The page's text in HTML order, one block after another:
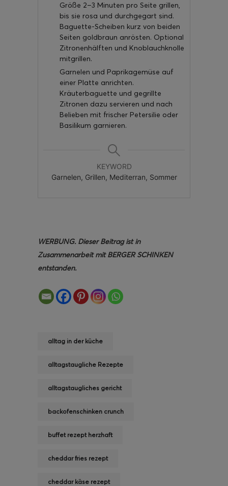
Größe 2–3 Minuten pro Seite grillen,
bis sie rosa und durchgegart sind.
Baguette-Scheiben kurz von beiden
Seiten goldbraun anrösten. Optional
Zitronenhälften und Knoblauchknolle
mitgrillen.
Garnelen und Paprikagemüse auf
einer Platte anrichten.
Kräuterbaguette und gegrillte
Zitronen dazu servieren und nach
Belieben mit frischer Petersilie oder
Basilikum garnieren.
KEYWORD
Garnelen, Grillen, Mediterran, Sommer
WERBUNG. Dieser Beitrag ist in
Zusammenarbeit mit BERGER SCHINKEN
entstanden.
alltag in der küche
alltagstaugliche Rezepte
alltagstaugliches gericht
backofenschinken crunch
buffet rezept herzhaft
cheddar fries rezept
cheddar käse rezept